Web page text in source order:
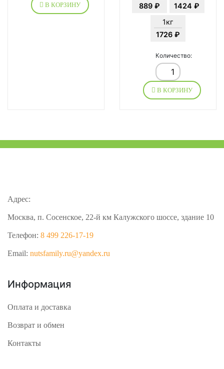
В КОРЗИНУ
889 ₽
1424 ₽
1кг
1726 ₽
Количество:
В КОРЗИНУ
Адрес:
Москва, п. Сосенское, 22-й км Калужского шоссе, здание 10
Телефон: 8 499 226-17-19
Email: nutsfamily.ru@yandex.ru
Информация
Оплата и доставка
Возврат и обмен
Контакты